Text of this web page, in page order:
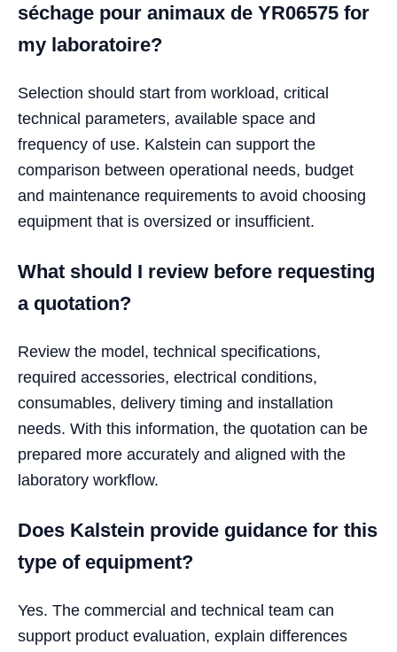
séchage pour animaux de YR06575 for
my laboratoire?
Selection should start from workload, critical
technical parameters, available space and
frequency of use. Kalstein can support the
comparison between operational needs, budget
and maintenance requirements to avoid choosing
equipment that is oversized or insufficient.
What should I review before requesting
a quotation?
Review the model, technical specifications,
required accessories, electrical conditions,
consumables, delivery timing and installation
needs. With this information, the quotation can be
prepared more accurately and aligned with the
laboratory workflow.
Does Kalstein provide guidance for this
type of equipment?
Yes. The commercial and technical team can
support product evaluation, explain differences